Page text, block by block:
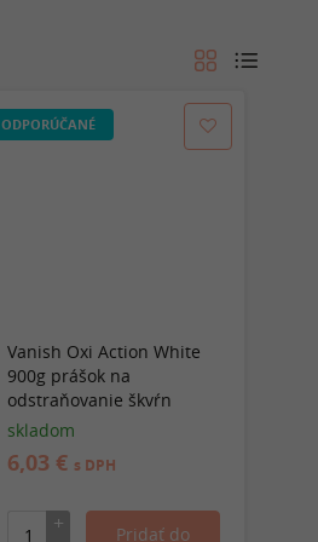
ODPORÚČANÉ
Vanish Oxi Action White
900g prášok na
odstraňovanie škvŕn
skladom
6,03 € s DPH